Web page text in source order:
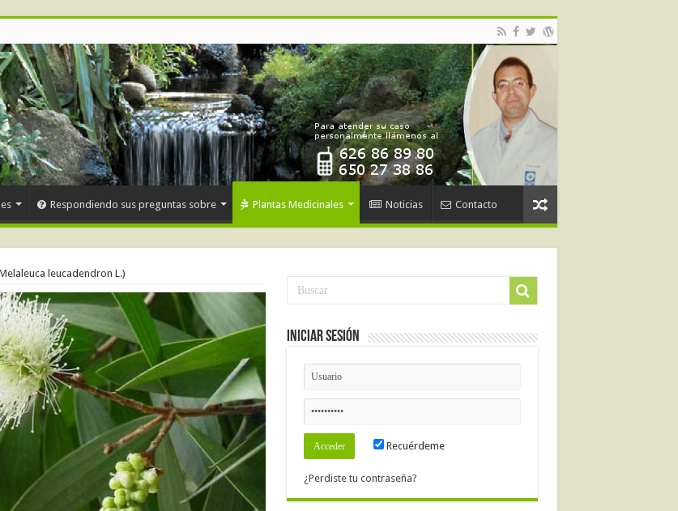
Respondiendo sus preguntas sobre Plantas Medicinales Noticias Contacto
leucadendron L.)
Iniciar Sesión
Recuérdeme
¿Perdiste tu contraseña?